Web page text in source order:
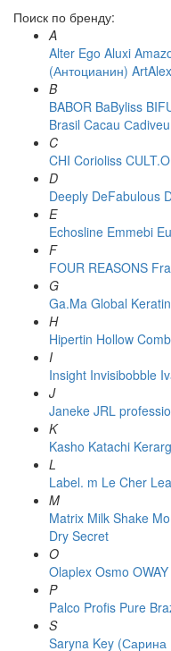
Поиск по бренду:
A
Alter Ego Aluxi
(Антоцианин) ArtAlex
B
BABOR BaByliss
Brasil Cacau Сadiveu
C
CHI Corioliss CULT.O
D
Deeply DeFabulous
E
Echosline Emmebi
F
FOUR REASONS
G
Ga.Ma Global Keratin
H
Hipertin Hollow Comb
I
Insight Invisibobble
J
Janeke JRL
K
Kasho Katachi
L
Label. m Le Cher
M
Matrix Milk Shake
Dry Secret
O
Olaplex Osmo
P
Palco Profis Pure
S
Saryna Key (Сарина